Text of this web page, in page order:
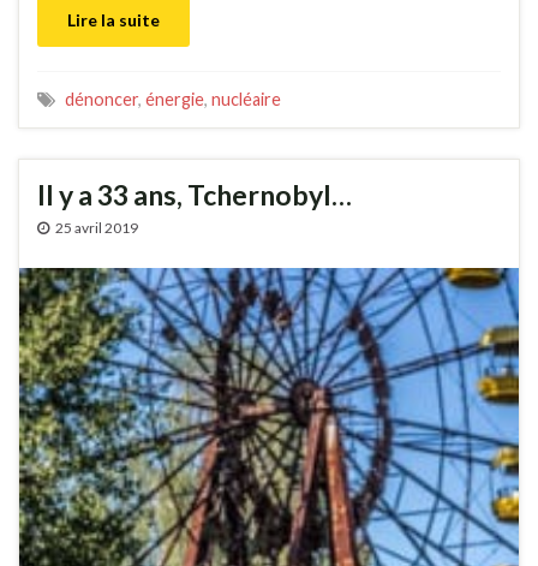
Lire la suite
dénoncer, énergie, nucléaire
Il y a 33 ans, Tchernobyl…
25 avril 2019